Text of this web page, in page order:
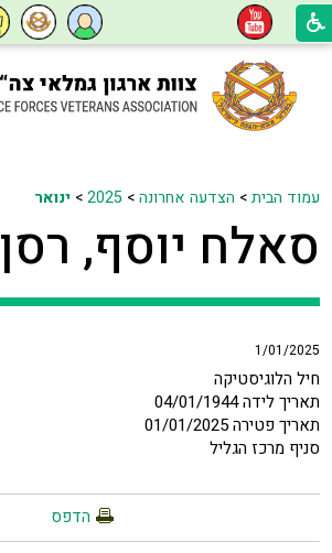
עמוד הבית> הצדעה אחרונה>
2025
>ינואר
סאלח יוסף, רסן
1/01/2025
חיל הלוגיסטיקה
תאריך לידה 04/01/1944
תאריך פטירה 01/01/2025
סניף מרכז הגליל
הדפס